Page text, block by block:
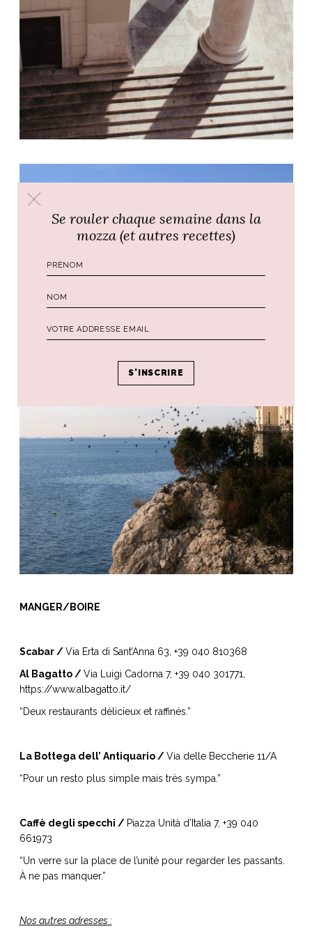
MANGER/BOIRE
Scabar /Via Erta di Sant’Anna 63, +39 040 810368
Al Bagatto /Via Luigi Cadorna 7, +39 040 301771,
https://www.albagatto.it/
“Deux restaurants délicieux et raffinés.”
La Bottega dell’ Antiquario /Via delle Beccherie 11/A
“Pour un resto plus simple mais très sympa.”
Caffè degli specchi / Piazza Unità d’Italia 7, +39 040
661973
“Un verre sur la place de l’unité pour regarder les passants.
À ne pas manquer.”
Nos autres adresses :
Se rouler chaque semaine dans la
mozza (et autres recettes)